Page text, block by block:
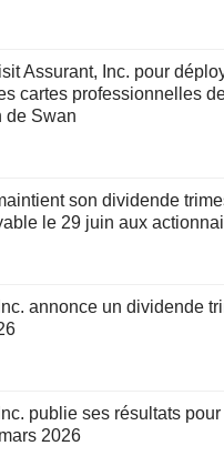
Assurant, Inc. pour
cartes professionnelles
de Swan
son dividende
le 29 juin aux
annonce un dividende
publie ses résultats
2026